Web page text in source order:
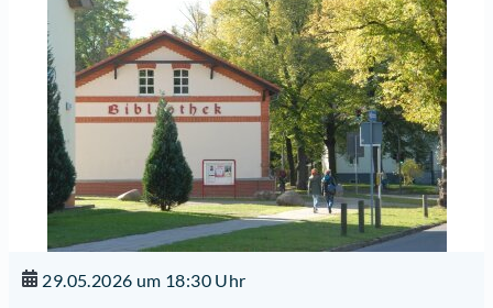
29.05.2026 um 18:30 Uhr